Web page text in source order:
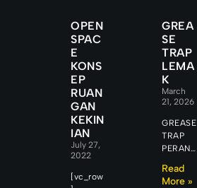
OPEN
SPAC
E
KONS
EP
RUAN
GAN
KEKIN
IAN
July 27,
2022
[vc_row
GREA
SE
TRAP
LEMA
K
March
21, 2026
GREASE
TRAP
PERAN
LIMBAH
Read
More »